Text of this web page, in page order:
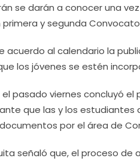
se darán a conocer una
y segunda
acuerdo al calendario la
los jóvenes se estén
pasado viernes concluyó
que las y los estudiantes
por el área de
señaló que, el proceso